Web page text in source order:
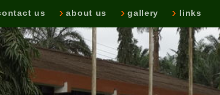
us about us gallery links